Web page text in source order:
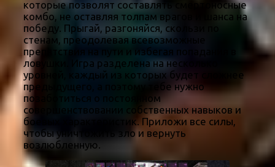
которые позволят составлять смертоносные
комбо, не оставляя толпам врагов и шанса на
победу. Прыгай, разгоняйся, скользи по
стенам, преодолевая всевозможные
препятствия на пути и избегая попадания в
ловушки. Игра разделена на несколько
уровней, каждый из которых будет сложнее
предыдущего, а поэтому тебе нужно
позаботиться о постоянном
совершенствовании собственных навыков и
боевых характеристик. Приложи все силы,
чтобы уничтожить зло и вернуть
возлюбленную.